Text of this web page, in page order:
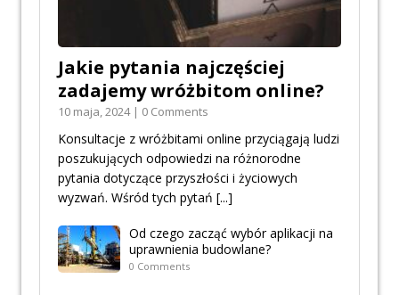
Jakie pytania najczęściej
zadajemy wróżbitom online?
10 maja, 2024 | 0 Comments
Konsultacje z wróżbitami online przyciągają ludzi
poszukujących odpowiedzi na różnorodne
pytania dotyczące przyszłości i życiowych
wyzwań. Wśród tych pytań [...]
Od czego zacząć wybór aplikacji na
uprawnienia budowlane?
0 Comments